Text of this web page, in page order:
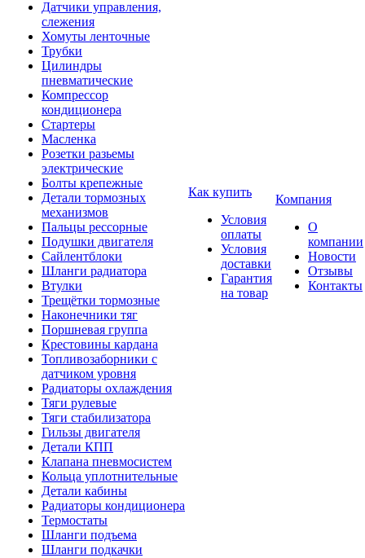
Датчики управления,
слежения
Хомуты ленточные
Трубки
Цилиндры
пневматические
Компрессор
кондиционера
Стартеры
Масленка
Розетки разьемы
электрические
Болты крепежные
Детали тормозных
механизмов
Пальцы рессорные
Подушки двигателя
Сайлентблоки
Шланги радиатора
Втулки
Трещётки тормозные
Наконечники тяг
Поршневая группа
Крестовины кардана
Топливозаборники с
датчиком уровня
Радиаторы охлаждения
Тяги рулевые
Тяги стабилизатора
Гильзы двигателя
Детали КПП
Клапана пневмосистем
Кольца уплотнительные
Детали кабины
Радиаторы кондиционера
Термостаты
Шланги подъема
Шланги подкачки
Как купить
Условия
оплаты
Условия
доставки
Гарантия
на товар
Компания
О
компании
Новости
Отзывы
Контакты